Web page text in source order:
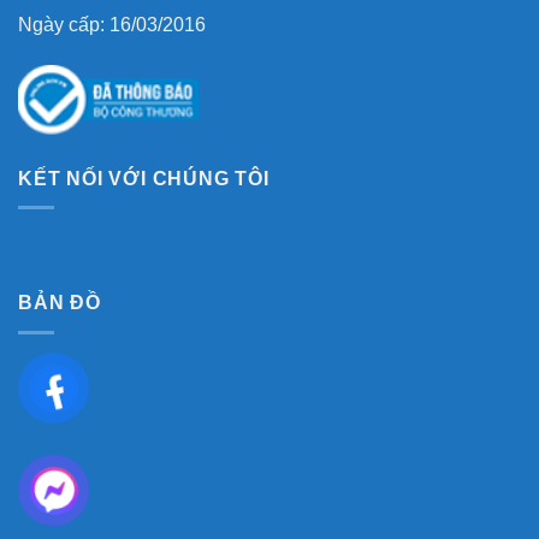
Ngày cấp: 16/03/2016
KẾT NỐI VỚI CHÚNG TÔI
BẢN ĐỒ